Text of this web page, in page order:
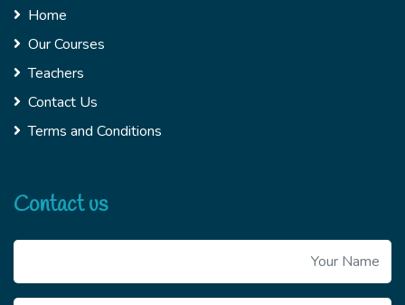
Home
Our Courses
Teachers
Contact Us
Terms and Conditions
Contact us